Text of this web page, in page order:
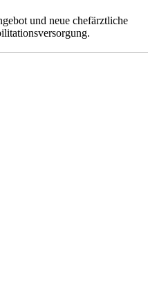
und neue chefärztliche